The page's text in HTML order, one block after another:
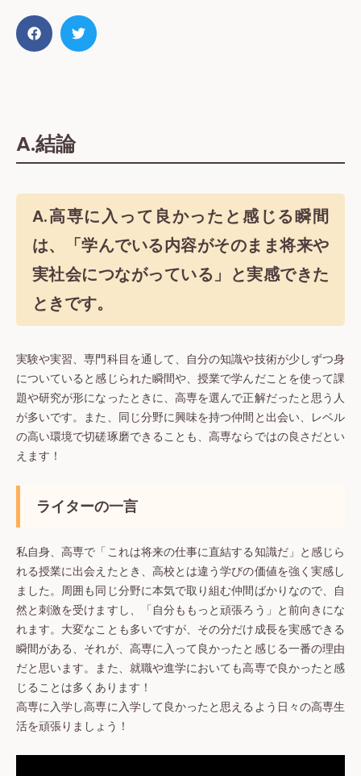
A.結論
A.高専に入って良かったと感じる瞬間
は、
「学んでいる内容がそのまま将来や
実社会につながっている」 と実感できた
ときです。
実験や実習、専門科目を通して、自分の知識や技術が少しずつ身
についていると感じられた瞬間や、授業で学んだことを使って課
題や研究が形になったときに、高専を選んで正解だったと思う人
が多いです。また、同じ分野に興味を持つ仲間と出会い、レベル
の高い環境で切磋琢磨できることも、高専ならではの良さだとい
えます！
ライターの一言
私自身、高専で「これは将来の仕事に直結する知識だ」と感じら
れる授業に出会えたとき、高校とは違う学びの価値を強く実感し
ました。周囲も同じ分野に本気で取り組む仲間ばかりなので、自
然と刺激を受けますし、「自分ももっと頑張ろう」と前向きにな
れます。大変なことも多いですが、その分だけ成長を実感できる
瞬間がある、それが、高専に入って良かったと感じる一番の理由
だと思います。また、就職や進学においても高専で良かったと感
じることは多くあります！
高専に入学し高専に入学して良かったと思えるよう日々の高専生
活を頑張りましょう！